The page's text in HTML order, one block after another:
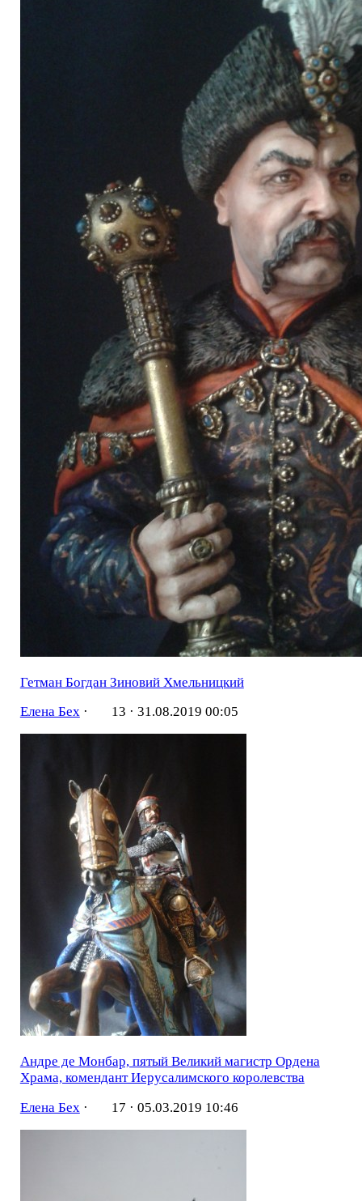
Гетман Богдан Зиновий Хмельницкий
Елена Бех· 13 · 31.08.2019 00:05
Андре де Монбар, пятый Великий магистр Ордена
Храма, комендант Иерусалимского королевства
Елена Бех · 17 · 05.03.2019 10:46